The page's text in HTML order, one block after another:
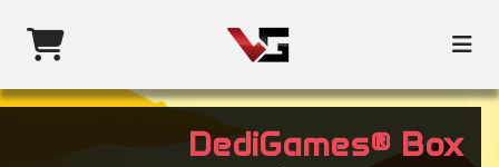
DediGames® Box